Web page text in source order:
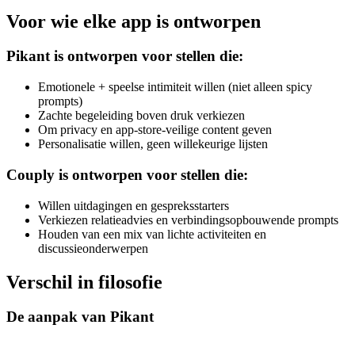
Voor wie elke app is ontworpen
Pikant is ontworpen voor stellen die:
Emotionele + speelse intimiteit willen (niet alleen spicy
prompts)
Zachte begeleiding boven druk verkiezen
Om privacy en app-store-veilige content geven
Personalisatie willen, geen willekeurige lijsten
Couply is ontworpen voor stellen die:
Willen uitdagingen en gespreksstarters
Verkiezen relatieadvies en verbindingsopbouwende prompts
Houden van een mix van lichte activiteiten en
discussieonderwerpen
Verschil in filosofie
De aanpak van Pikant